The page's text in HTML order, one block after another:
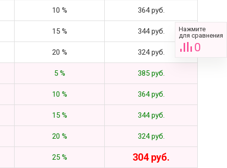
10 % 364 руб.
15 % 344 руб.
20 % 324 руб.
5 % 385 руб.
10 % 364 руб.
15 % 344 руб.
20 % 324 руб.
25 % 304 руб.
Нажмите
для сравнения
0